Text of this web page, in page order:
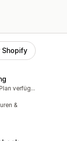
Kostenloser Plan verfügbar
&